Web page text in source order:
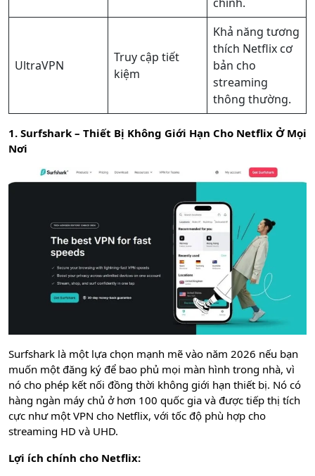
UltraVPN
Truy cập tiết
kiệm
Khả năng tương
thích Netflix cơ
bản cho
streaming
thông thường.
1. Surfshark – Thiết Bị Không Giới Hạn Cho Netflix Ở Mọi
Nơi
Surfshark là một lựa chọn mạnh mẽ vào năm 2026 nếu bạn
muốn một đăng ký để bao phủ mọi màn hình trong nhà, vì
nó cho phép kết nối đồng thời không giới hạn thiết bị. Nó có
hàng ngàn máy chủ ở hơn 100 quốc gia và được tiếp thị tích
cực như một VPN cho Netflix, với tốc độ phù hợp cho
streaming HD và UHD.
Lợi ích chính cho Netflix: